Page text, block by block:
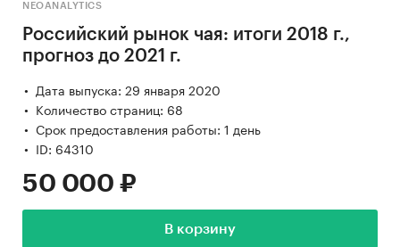
NEOANALYTICS
Российский рынок чая: итоги 2018 г.,
прогноз до 2021 г.
Дата выпуска: 29 января 2020
Количество страниц: 68
Срок предоставления работы: 1 день
ID: 64310
50 000 ₽
В корзину